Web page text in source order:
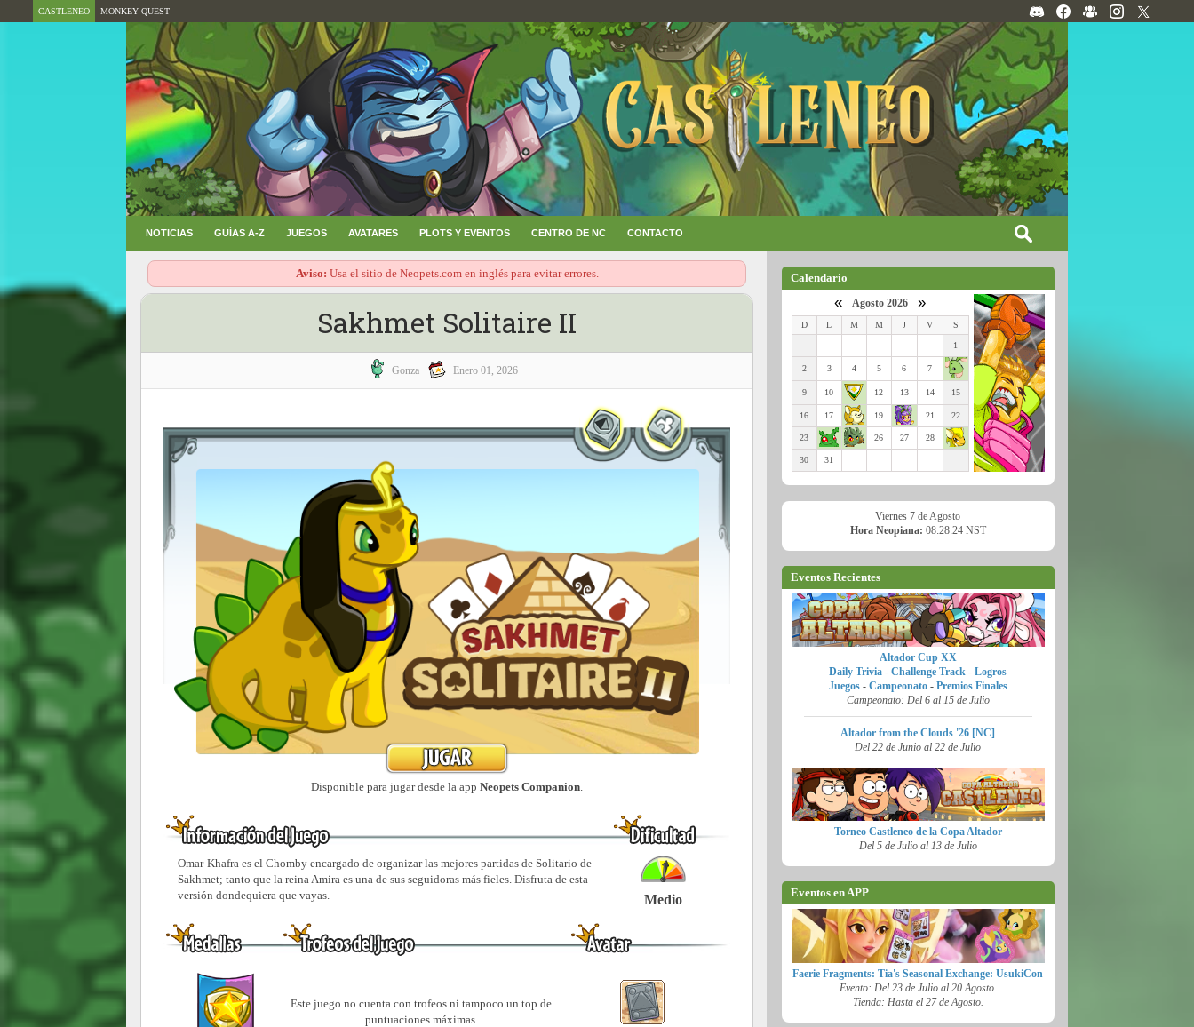
CASTLENEO MONKEY QUEST
NOTICIAS GUÍAS A-Z JUEGOS AVATARES PLOTS Y EVENTOS CENTRO DE NC CONTACTO
Aviso: Usa el sitio de Neopets.com en inglés para evitar errores.
Sakhmet Solitaire II
Gonza Enero 01, 2026
Disponible para jugar desde la appNeopets Companion.
Omar-Khafra es el Chomby encargado de organizar las mejores partidas de Solitario de
Sakhmet; tanto que la reina Amira es una de sus seguidoras más fieles. Disfruta de esta
versión dondequiera que vayas.
Medio
Este juego no cuenta con trofeos ni tampoco un top de
puntuaciones máximas.
Calendario
« Agosto 2026 »
D L M M J V S
1
2 3 4 5 6 7
9 10 12 13 14 15
16 17 19 21 22
23 26 27 28
30 31
Viernes 7 de Agosto
Hora Neopiana: 08:28:26 NST
Eventos Recientes
Altador Cup XX
Daily Trivia -Challenge Track -Logros
Juegos- Campeonato- Premios Finales
Campeonato: Del 6 al 15 de Julio
Altador from the Clouds '26 [NC]
Del 22 de Junio al 22 de Julio
Torneo Castleneo de la Copa Altador
Del 5 de Julio al 13 de Julio
Eventos en APP
Faerie Fragments: Tia's Seasonal Exchange: UsukiCon
Evento: Del 23 de Julio al 20 Agosto.
Tienda: Hasta el 27 de Agosto.